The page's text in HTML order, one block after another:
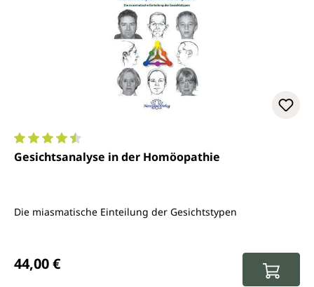
Durchschnittliche Bewertung von 4.4 von 5 Sternen
Gesichtsanalyse in der Homöopathie
Die miasmatische Einteilung der Gesichtstypen
44,00 €